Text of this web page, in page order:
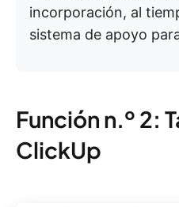
incorporación, al
sistema de apoyo
Función n.º 2:
ClickUp